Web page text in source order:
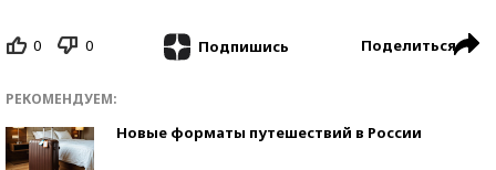
0 0 Подпишись Поделиться
РЕКОМЕНДУЕМ:
Новые форматы путешествий в России